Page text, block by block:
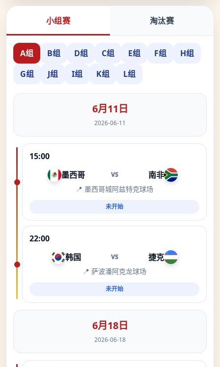
小组赛 淘汰赛
A组 B组 D组 C组 E组 F组
H组
G组
J组 I组 K组 L组
6月11日
2026-06-11
15:00
墨西哥
VS 南非
📍 墨西哥城阿兹特克球场
未开始
22:00
韩国
VS 捷克
📍 萨波潘阿克龙球场
未开始
6月18日
2026-06-18